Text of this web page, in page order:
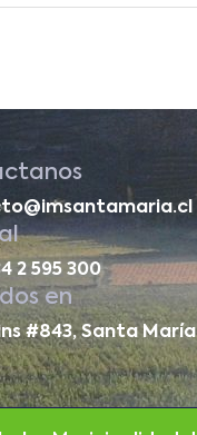
2 595 300
en
#843, Santa María